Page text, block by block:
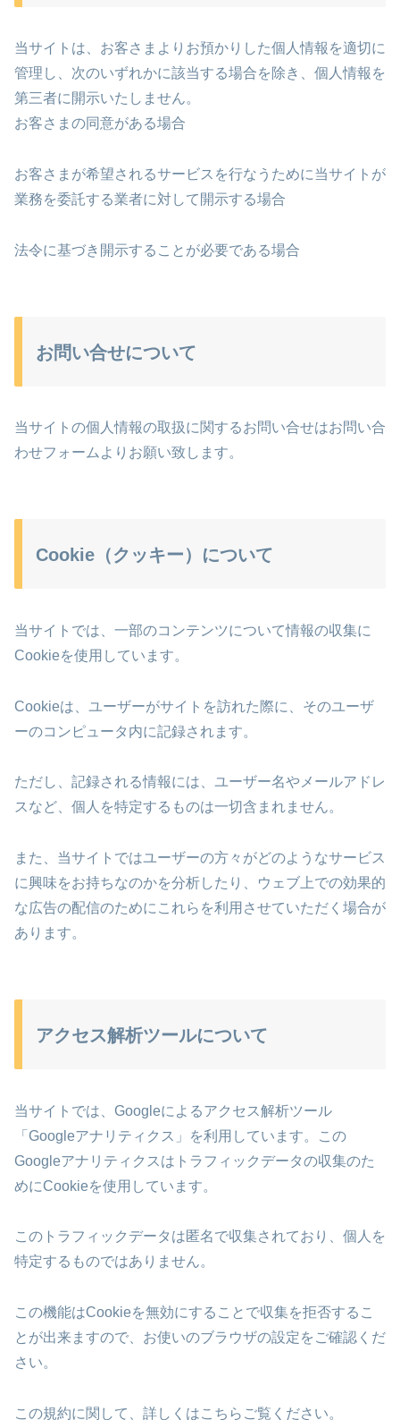
当サイトは、お客さまよりお預かりした個人情報を適切に
管理し、次のいずれかに該当する場合を除き、個人情報を
第三者に開示いたしません。
お客さまの同意がある場合
お客さまが希望されるサービスを行なうために当サイトが
業務を委託する業者に対して開示する場合
法令に基づき開示することが必要である場合
お問い合せについて
当サイトの個人情報の取扱に関するお問い合せはお問い合
わせフォームよりお願い致します。
Cookie（クッキー）について
当サイトでは、一部のコンテンツについて情報の収集に
Cookieを使用しています。
Cookieは、ユーザーがサイトを訪れた際に、そのユーザ
ーのコンピュータ内に記録されます。
ただし、記録される情報には、ユーザー名やメールアドレ
スなど、個人を特定するものは一切含まれません。
また、当サイトではユーザーの方々がどのようなサービス
に興味をお持ちなのかを分析したり、ウェブ上での効果的
な広告の配信のためにこれらを利用させていただく場合が
あります。
アクセス解析ツールについて
当サイトでは、Googleによるアクセス解析ツール
「Googleアナリティクス」を利用しています。この
Googleアナリティクスはトラフィックデータの収集のた
めにCookieを使用しています。
このトラフィックデータは匿名で収集されており、個人を
特定するものではありません。
この機能はCookieを無効にすることで収集を拒否するこ
とが出来ますので、お使いのブラウザの設定をご確認くだ
さい。
この規約に関して、詳しくはこちらご覧ください。